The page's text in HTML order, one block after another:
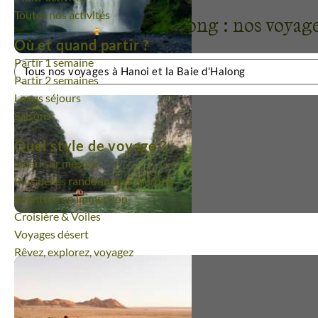
Toutes nos activités
Où et quand partir ?
Partir 1 semaine
Partir 2 semaines
Longs séjours
Saisons
Quel style de voyage ?
Safari sur mesure
Plus belles randonnées d'Europe
Aventure en immersion
Croisière & Voiles
Voyages désert
Rêvez, explorez, voyagez
Hanoi et la Baie d'Halong : nos
Tous nos voyages à Hanoi et la Baie d'Halong
journées sont bien pensés,